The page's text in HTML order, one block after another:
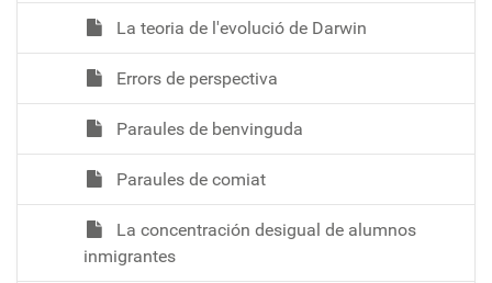
La teoria de l'evolució de Darwin
Errors de perspectiva
Paraules de benvinguda
Paraules de comiat
La concentración desigual de alumnos
inmigrantes